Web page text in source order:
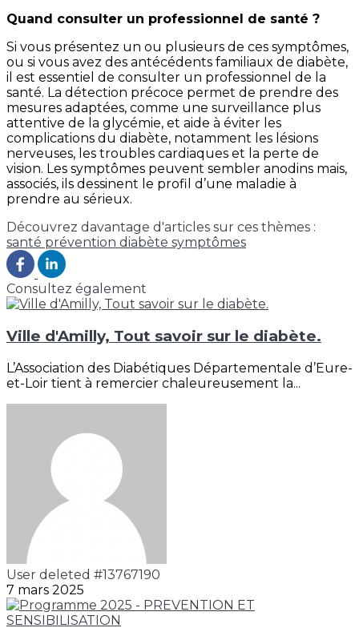
Quand consulter un professionnel de santé ?
Si vous présentez un ou plusieurs de ces symptômes,
ou si vous avez des antécédents familiaux de diabète,
il est essentiel de consulter un professionnel de la
santé. La détection précoce permet de prendre des
mesures adaptées, comme une surveillance plus
attentive de la glycémie, et aide à éviter les
complications du diabète, notamment les lésions
nerveuses, les troubles cardiaques et la perte de
vision. Les symptômes peuvent sembler anodins mais,
associés, ils dessinent le profil d’une maladie à
prendre au sérieux.
Découvrez davantage d'articles sur ces thèmes :
santé prévention diabète symptômes
Consultez également
Ville d'Amilly, Tout savoir sur le diabète.
L’Association des Diabétiques Départementale d’Eure-
et-Loir tient à remercier chaleureusement la...
User deleted #13767190
7 mars 2025